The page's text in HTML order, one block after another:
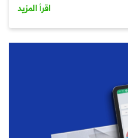
اقرأ المزيد